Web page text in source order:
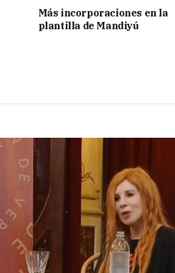
Más incorporaciones en la
plantilla de Mandiyú